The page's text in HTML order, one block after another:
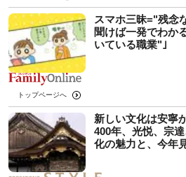
スマホ三昧="残念
聞けば一発でわか
いている職業"｣
トップページへ
新しい文化は安寧
400年、光悦、宗
化の魅力と、今年